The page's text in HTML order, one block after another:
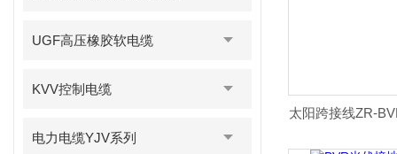
UGF高压橡胶软电缆
KVV控制电缆
电力电缆YJV系列
太阳跨接线ZR-